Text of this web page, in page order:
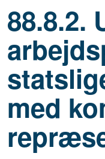
88.8.2.
med